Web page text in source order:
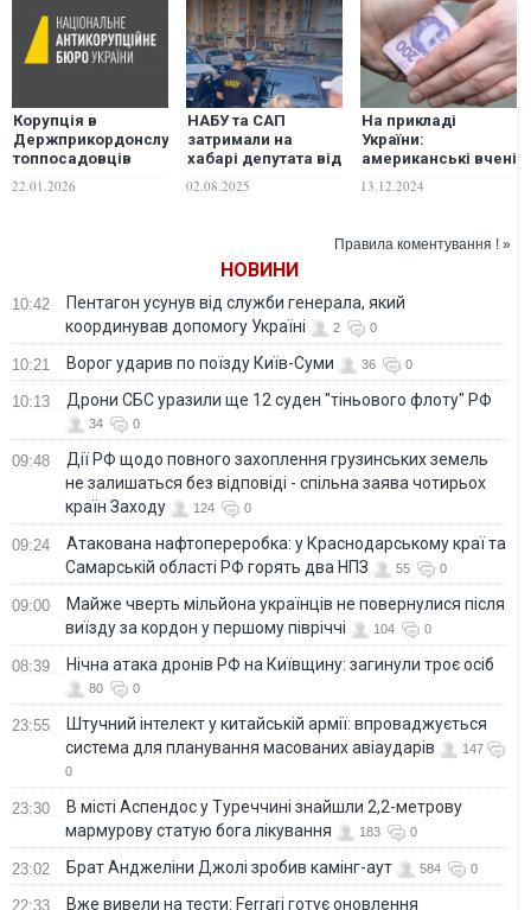
Корупція в
Держприкордонслужбі:
топпосадовців
одержанні хабарів
22.01.2026
НАБУ та САП
затримали на
хабарі депутата від
Зеленський
02.08.2025
На прикладі
України:
американські вчені
появи корупції в
13.12.2024
Правила коментування ! »
НОВИНИ
10:42
Пентагон усунув від служби генерала, який
координував допомогу Україні
2 0
10:21 Ворог ударив по поїзду Київ-Суми 36 0
10:13 Дрони СБС уразили ще 12 суден "тіньового флоту" РФ
34 0
09:48
Дії РФ щодо повного захоплення грузинських земель
не залишаться без відповіді - спільна заява чотирьох
країн Заходу
124 0
09:24
Атакована нафтопереробка: у Краснодарському краї та
Самарській області РФ горять два НПЗ
55 0
09:00
Майже чверть мільйона українців не повернулися після
виїзду за кордон у першому півріччі
104 0
08:39 Нічна атака дронів РФ на Київщину: загинули троє осіб
80 0
23:55
Штучний інтелект у китайській армії: впроваджується
система для планування масованих авіаударів
147
0
23:30
В місті Аспендос у Туреччині знайшли 2,2-метрову
мармурову статую бога лікування
183 0
23:02 Брат Анджеліни Джолі зробив камінг-аут 584 0
22:33 Вже вивели на тести: Ferrari готує оновлення